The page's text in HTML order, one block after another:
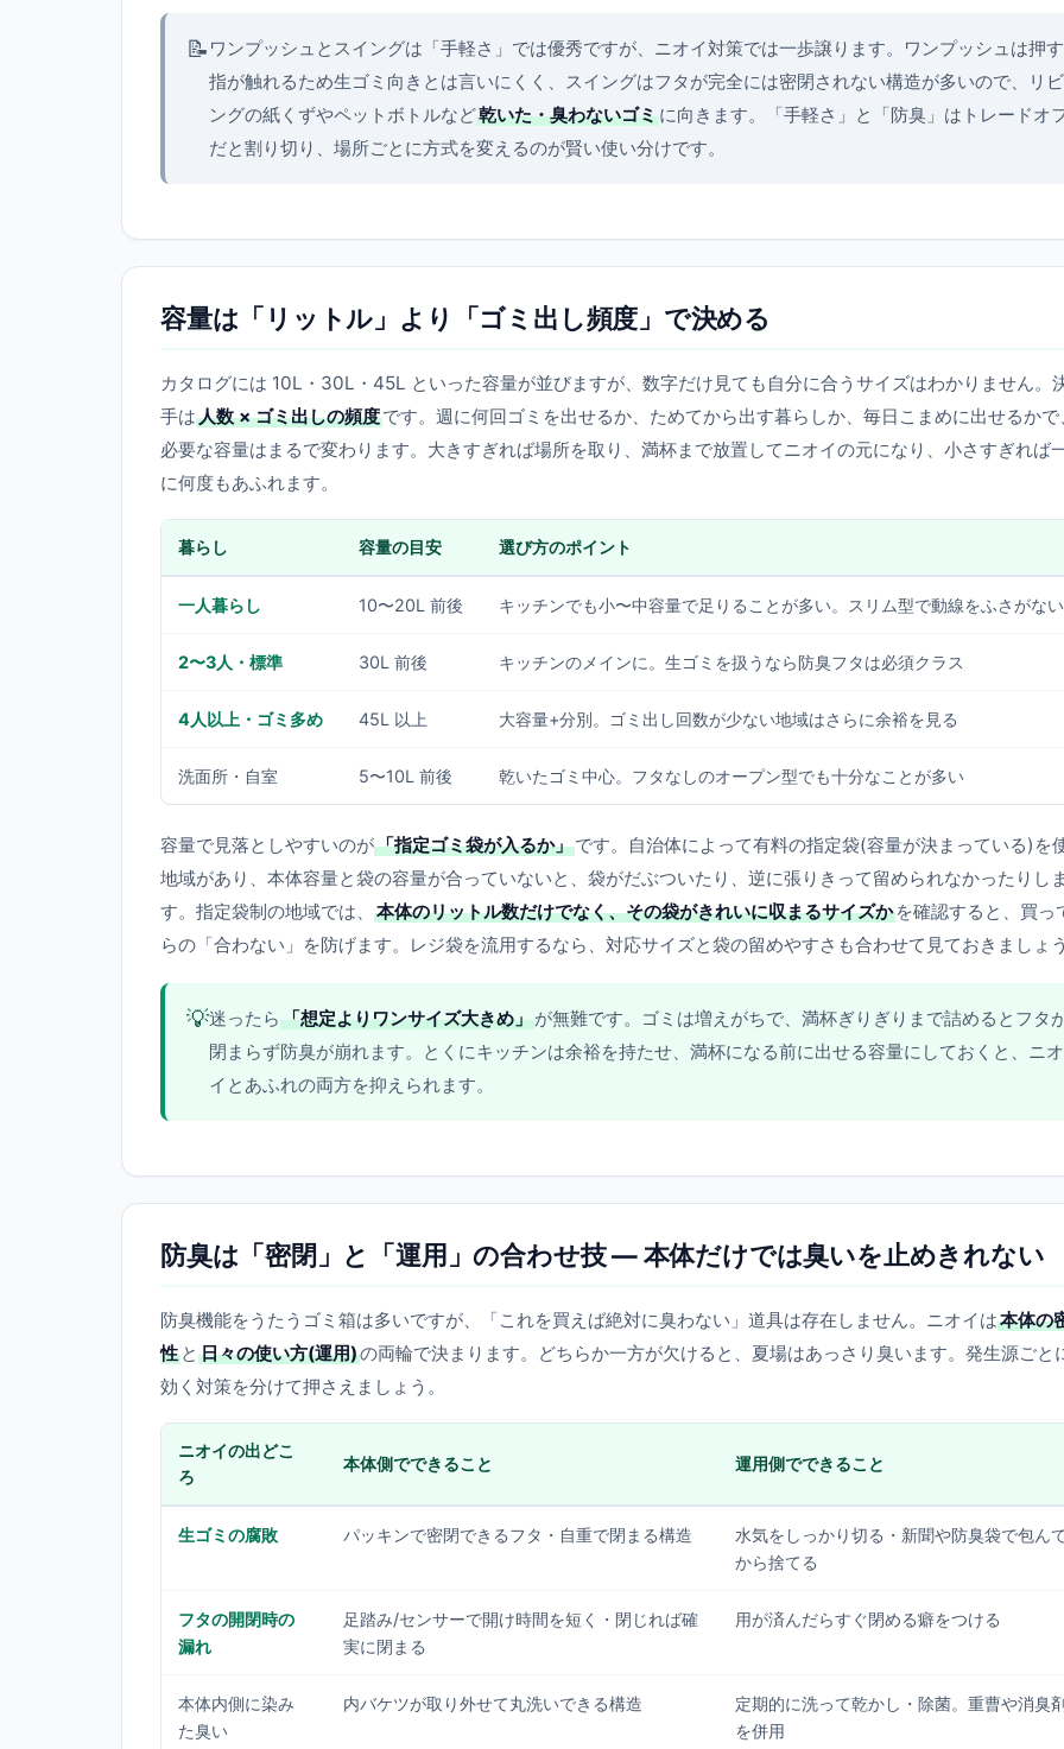
📝 ワンプッシュとスイングは「手軽さ」では優秀ですが、ニオイ対策では一歩譲ります。ワンプッシュは押す
指が触れるため生ゴミ向きとは言いにくく、スイングはフタが完全には密閉されない構造が多いので、リビ
ングの紙くずやペットボトルなど乾いた・臭わないゴミに向きます。「手軽さ」と「防臭」はトレードオ
だと割り切り、場所ごとに方式を変えるのが賢い使い分けです。
容量は「リットル」より「ゴミ出し頻度」で決める
カタログには 10L・30L・45L といった容量が並びますが、数字だけ見ても自分に合うサイズはわかりません。
手は人数 × ゴミ出しの頻度です。週に何回ゴミを出せるか、ためてから出す暮らしか、毎日こまめに出せるかで
必要な容量はまるで変わります。大きすぎれば場所を取り、満杯まで放置してニオイの元になり、小さすぎれば
に何度もあふれます。
暮らし 容量の目安 選び方のポイント
一人暮らし 10〜20L 前後 キッチンでも小〜中容量で足りることが多い。スリム型で動線をふさがない
2〜3人・標準 30L 前後 キッチンのメインに。生ゴミを扱うなら防臭フタは必須クラス
4人以上・ゴミ多め 45L 以上 大容量+分別。ゴミ出し回数が少ない地域はさらに余裕を見る
洗面所・自室 5〜10L 前後 乾いたゴミ中心。フタなしのオープン型でも十分なことが多い
容量で見落としやすいのが「指定ゴミ袋が入るか」です。自治体によって有料の指定袋(容量が決まっている)を
地域があり、本体容量と袋の容量が合っていないと、袋がだぶついたり、逆に張りきって留められなかったりしま
す。指定袋制の地域では、
本体のリットル数だけでなく、その袋がきれいに収まるサイズか を確認すると、買っ
らの「合わない」を防げます。レジ袋を流用するなら、対応サイズと袋の留めやすさも合わせて見ておきましょう
💡迷ったら 「想定よりワンサイズ大きめ」が無難です。ゴミは増えがちで、満杯ぎりぎりまで詰めるとフタ
閉まらず防臭が崩れます。とくにキッチンは余裕を持たせ、満杯になる前に出せる容量にしておくと、ニオ
イとあふれの両方を抑えられます。
防臭は「密閉」と「運用」の合わせ技 — 本体だけでは臭いを止めきれない
防臭機能をうたうゴミ箱は多いですが、「これを買えば絶対に臭わない」道具は存在しません。ニオイは本体の
性 と 日々の使い方(運用)の両輪で決まります。どちらか一方が欠けると、夏場はあっさり臭います。発生源ごと
効く対策を分けて押さえましょう。
ニオイの出どこ
ろ
本体側でできること 運用側でできること
生ゴミの腐敗 パッキンで密閉できるフタ・自重で閉まる構造
水気をしっかり切る・新聞や防臭袋で包ん
から捨てる
フタの開閉時の
漏れ
足踏み/センサーで開け時間を短く・閉じれば確
実に閉まる
用が済んだらすぐ閉める癖をつける
本体内側に染み
た臭い
内バケツが取り外せて丸洗いできる構造
定期的に洗って乾かし・除菌。重曹や消臭
を併用